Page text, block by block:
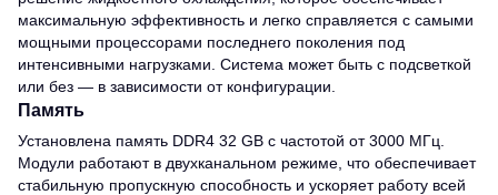
максимальную эффективность и легко справляется с самыми
мощными процессорами последнего поколения под
интенсивными нагрузками. Система может быть с подсветкой
или без — в зависимости от конфигурации.
Память
Установлена память DDR4 32 GB с частотой от 3000 МГц.
Модули работают в двухканальном режиме, что обеспечивает
стабильную пропускную способность и ускоряет работу всей